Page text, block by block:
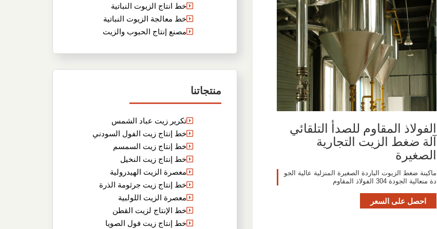
خط انتاج الزيوت النباتية
خط معالجة الزيوت النباتية
مصنع إنتاج الحبوب والزيت
منتجاتنا
تكرير زيت عباد الشمس
خط إنتاج زيت الفول السودني
خط إنتاج زيت السمسم
خط إنتاج زيت النخيل
معصرة الزيت الهيدرولية
خط إنتاج زيت جرثومة الذرة
معصرة الزيت اللولبية
خط الإنتاج لزيت القطن
خط إنتاج زيت فول الصويا
الفولاذ المقاوم للصدأ التلقائي
آلة ضغط الزيت التجارية
الصغيرة
ماكينة ضغط الزيوت الباردة الصغيرة المنزلية عالية الجو
دة منعالية الجودة 304 الفولاذ المقاوم
احصل على السعر